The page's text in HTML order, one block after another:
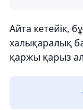
Айта кетейік,
халықаралық
қаржы қарыз